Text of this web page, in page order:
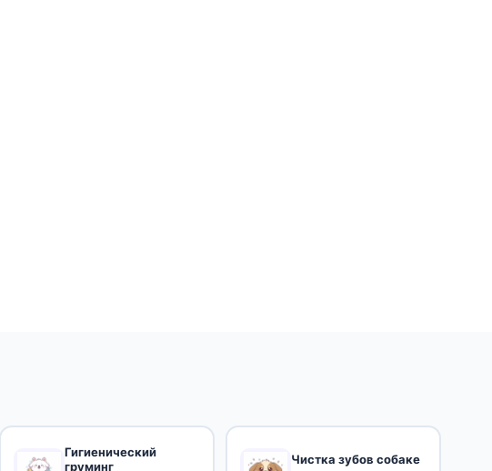
Гигиенический
груминг
Чистка зубов собаке